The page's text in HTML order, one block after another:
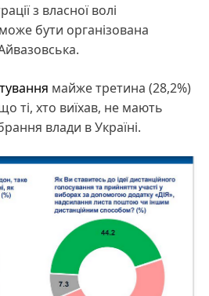
з власної волі
бути організована
майже третина (28,2%)
ті, хто виїхав, не мають
влади в Україні.